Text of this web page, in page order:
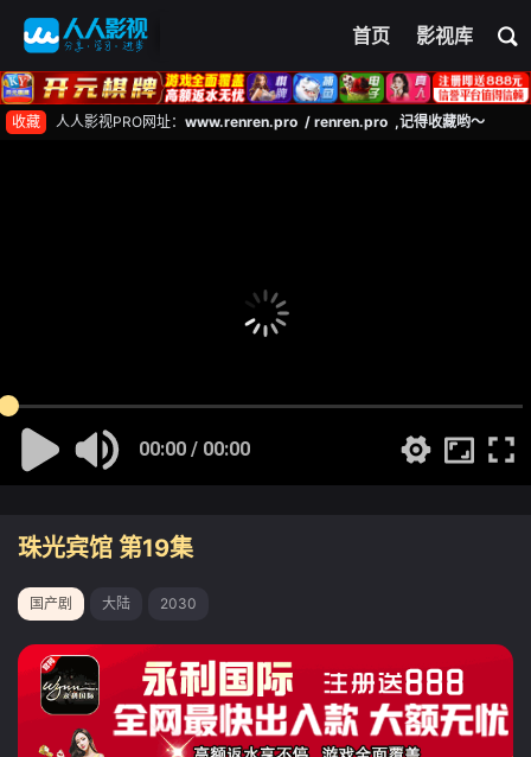
首页 影视库
收藏 人人影视PRO网址： www.renren.pro / renren.pro ,记得收藏哟～
00:00 / 00:00
珠光宾馆 第19集
国产剧 大陆 2030